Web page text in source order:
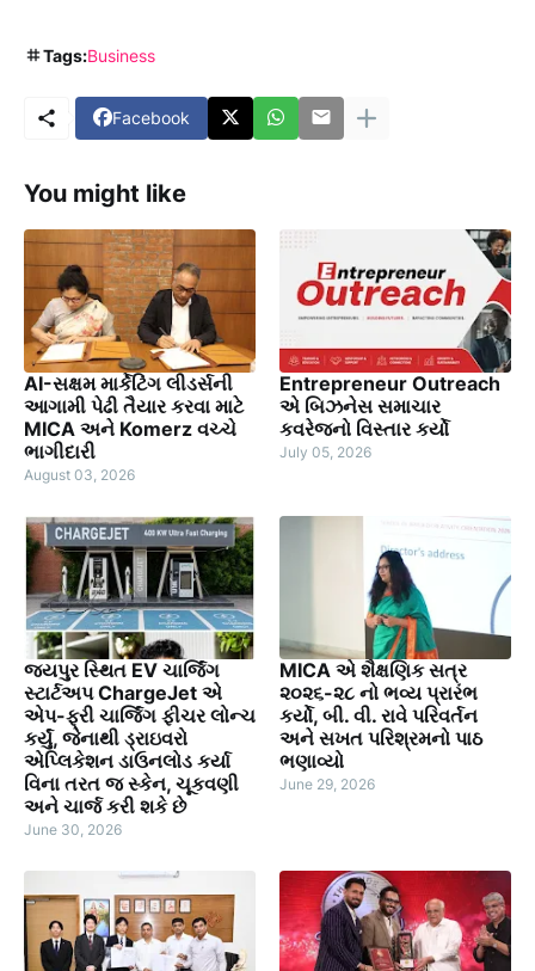
Tags:Business
Facebook
You might like
AI-સક્ષમ માર્કેટિંગ લીડર્સની
આગામી પેઢી તૈયાર કરવા માટે
MICA અને Komerz વચ્ચે
ભાગીદારી
August 03, 2026
Entrepreneur Outreach
એ બિઝનેસ સમાચાર
કવરેજનો વિસ્તાર કર્યો
July 05, 2026
જયપુર સ્થિત EV ચાર્જિંગ
સ્ટાર્ટઅપ ChargeJet એ
એપ-ફ્રી ચાર્જિંગ ફીચર લોન્ચ
કર્યું, જેનાથી ડ્રાઇવરો
એપ્લિકેશન ડાઉનલોડ કર્યા
વિના તરત જ સ્કેન, ચૂકવણી
અને ચાર્જ કરી શકે છે
June 30, 2026
MICA એ શૈક્ષણિક સત્ર
૨૦૨૬-૨૮ નો ભવ્ય પ્રારંભ
કર્યો, બી. વી. રાવે પરિવર્તન
અને સખત પરિશ્રમનો પાઠ
ભણાવ્યો
June 29, 2026